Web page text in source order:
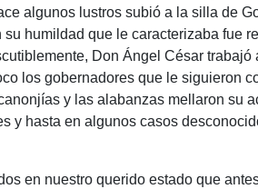
algunos lustros subió a la silla de
su humildad que le caracterizaba fue
Don Ángel César
los gobernadores que le siguieron
y las alabanzas mellaron su
y hasta en algunos casos
en nuestro querido estado que